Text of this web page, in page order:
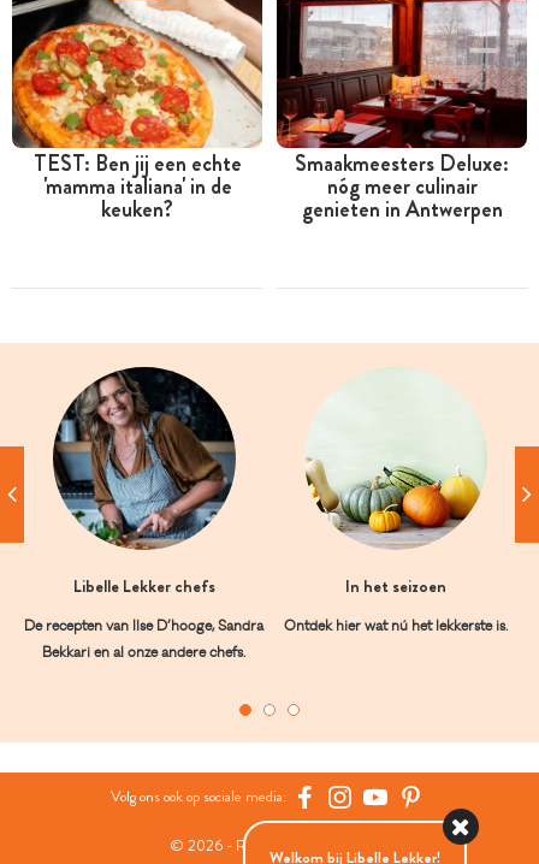
TEST: Ben jij een echte
'mamma italiana' in de
keuken?
Smaakmeesters Deluxe:
nóg meer culinair
genieten in Antwerpen
Libelle Lekker chefs
De recepten van Ilse D’hooge, Sandra
Bekkari en al onze andere chefs.
In het seizoen
Ontdek hier wat nú het lekkerste is.
Volg ons ook op sociale media:
© 2026 - Roularta Media Group
Welkom bij Libelle Lekker!